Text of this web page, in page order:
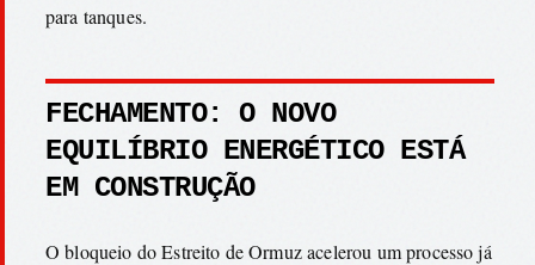
para tanques.
FECHAMENTO: O NOVO
EQUILÍBRIO ENERGÉTICO ESTÁ
EM CONSTRUÇÃO
O bloqueio do Estreito de Ormuz acelerou um processo já